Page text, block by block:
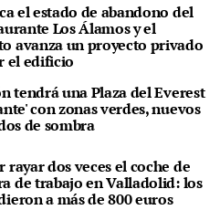
el estado de abandono del
Los Álamos y el
avanza un proyecto privado
el edificio
tendrá una Plaza del Everest
con zonas verdes, nuevos
de sombra
dos veces el coche de
de trabajo en Valladolid: los
a más de 800 euros